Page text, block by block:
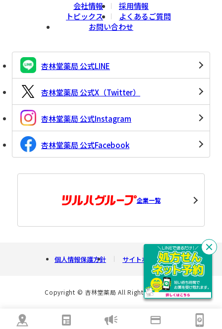
会社情報
採用情報
トピックス
よくあるご質問
お問い合わせ
杏林堂薬局 公式LINE
杏林堂薬局 公式X（Twitter）
杏林堂薬局 公式Instagram
杏林堂薬局 公式Facebook
企業一覧
個人情報保護方針 サイトポリシー
Copyright © 杏林堂薬局 All Rights Reserved.
閉